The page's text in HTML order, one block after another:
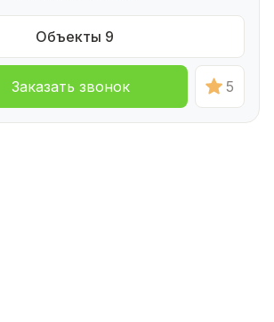
Объекты 9
Заказать звонок 5